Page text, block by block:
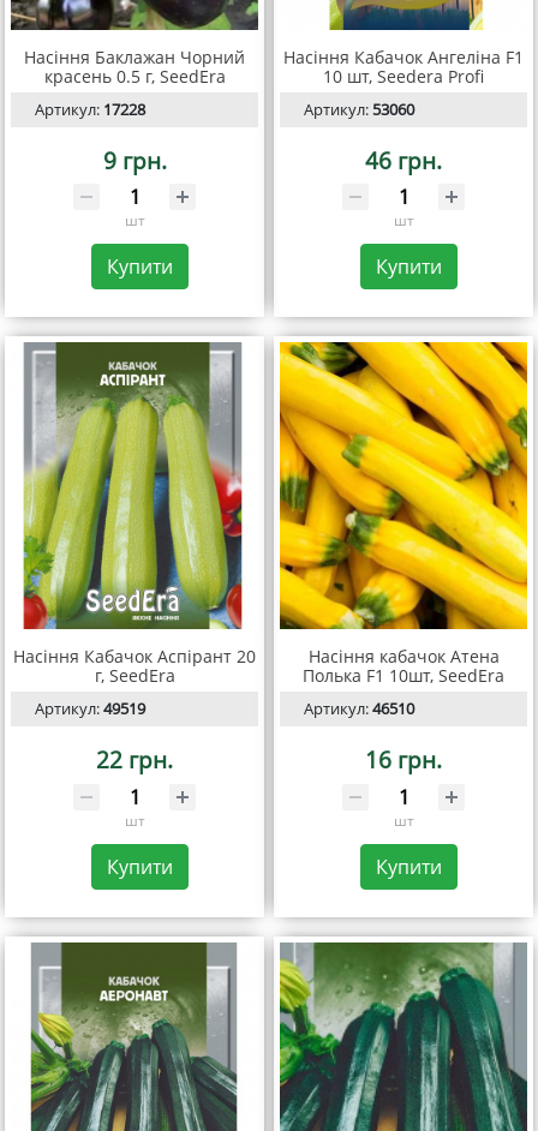
Насіння Баклажан Чорний
красень 0.5 г, SeedEra
Артикул: 17228
9 грн.
шт
Купити
Насіння Кабачок Ангеліна F1
10 шт, Seedera Profi
Артикул:53060
46 грн.
шт
Купити
Насіння Кабачок Аспірант 20
г, SeedEra
Артикул:49519
22 грн.
шт
Купити
Насіння кабачок Атена
Полька F1 10шт, SeedEra
Артикул:46510
16 грн.
шт
Купити